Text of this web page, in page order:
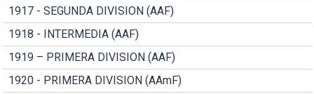
1917 - SEGUNDA DIVISION (AAF)
1918 - INTERMEDIA (AAF)
1919 – PRIMERA DIVISION (AAF)
1920 - PRIMERA DIVISION (AAmF)